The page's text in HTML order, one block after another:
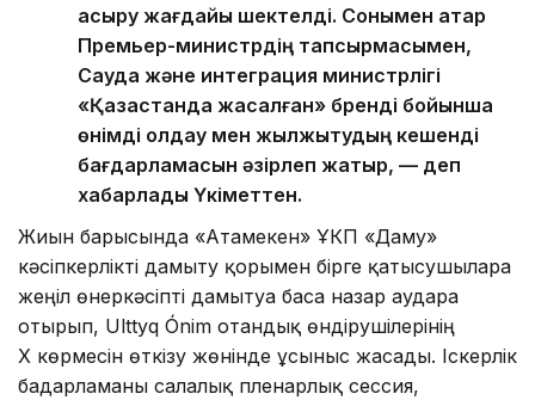
асыру жағдайы шектелді. Сонымен қатар
Премьер-министрдің тапсырмасымен,
Сауда және интеграция министрлігі
«Қазақстанда жасалған» бренді бойынша
өнімді қолдау мен жылжытудың кешенді
бағдарламасын әзірлеп жатыр, — деп
хабарлады Үкіметтен.
Жиын барысында «Атамекен» ҰКП «Даму»
кәсіпкерлікті дамыту қорымен бірге қатысушыларға
жеңіл өнеркәсіпті дамытуға баса назар аудара
отырып, Ulttyq Ónim отандық өндірушілерінің
X көрмесін өткізу жөнінде ұсыныс жасады. Іскерлік
бағдарламаны салалық пленарлық сессия,